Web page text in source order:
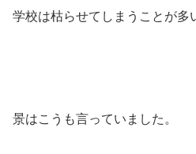
学校は枯らせてしまうことが多
景はこうも言っていました。